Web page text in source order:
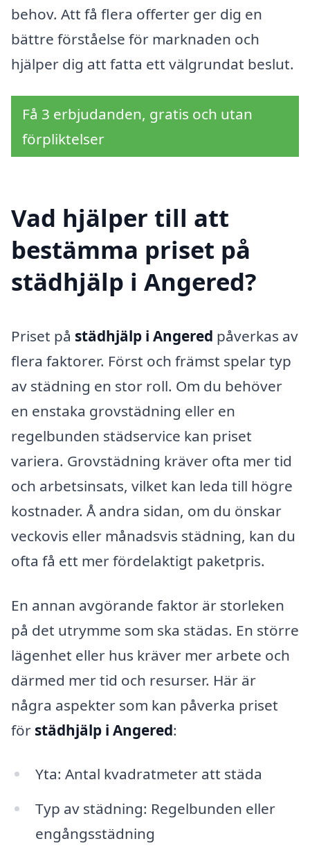
behov. Att få flera offerter ger dig en
bättre förståelse för marknaden och
hjälper dig att fatta ett välgrundat beslut.
Få 3 erbjudanden, gratis och utan
förpliktelser
Vad hjälper till att
bestämma priset på
städhjälp i Angered?
Priset på städhjälp i Angered påverkas av
flera faktorer. Först och främst spelar typ
av städning en stor roll. Om du behöver
en enstaka grovstädning eller en
regelbunden städservice kan priset
variera. Grovstädning kräver ofta mer tid
och arbetsinsats, vilket kan leda till högre
kostnader. Å andra sidan, om du önskar
veckovis eller månadsvis städning, kan du
ofta få ett mer fördelaktigt paketpris.
En annan avgörande faktor är storleken
på det utrymme som ska städas. En större
lägenhet eller hus kräver mer arbete och
därmed mer tid och resurser. Här är
några aspekter som kan påverka priset
för städhjälp i Angered:
Yta: Antal kvadratmeter att städa
Typ av städning: Regelbunden eller
engångsstädning